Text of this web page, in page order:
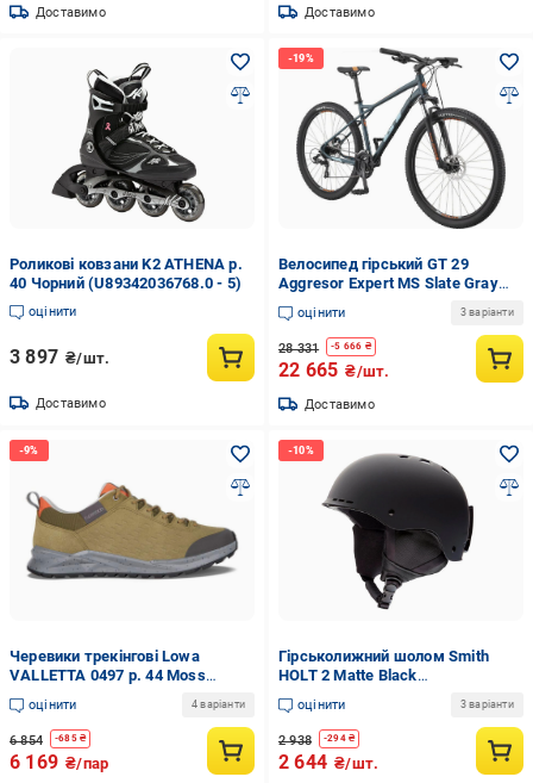
Доставимо Доставимо
Роликові ковзани K2 ATHENA р.
40 Чорний (U89342036768.0 - 5)
оцінити
3 897 ₴/шт.
Доставимо
Велосипед гірський GT 29
Aggresor Expert MS Slate Gray
(UDT64BCA364A654.4004)
оцінити 3 варіанти
28 331 -5 666 ₴
22 665 ₴/шт.
Доставимо
Черевики трекінгові Lowa
VALLETTA 0497 р. 44 Moss
(U8K76BCB153754.4086)
оцінити 4 варіанти
6 854 -685₴
6 169 ₴/пар
Гірськолижний шолом Smith
HOLT 2 Matte Black
(UFW6B057B64251.A)
оцінити 3 варіанти
2 938 -294₴
2 644 ₴/шт.